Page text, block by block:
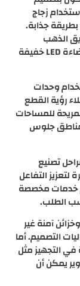
زجاج
جذابة.
الذهب
وتضفي لمسة من الفخامة، ويمكن استخدام إضاءة LED خفيفة
وحدات
رؤية القطع
للمساحات
مناطق جلوس
تصنيع
التفاعل
خدمات مخصصة
الطلب.
آمنة غير
التصميم. أما
في التجهيز مثل
يمكن أن